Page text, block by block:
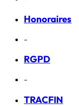
Honoraires
-
RGPD
-
TRACFIN